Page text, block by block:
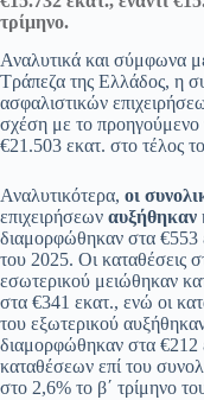
τρίμηνο.
Αναλυτικά και σύμφωνα
Τράπεζα της Ελλάδος, η
ασφαλιστικών
σχέση με το προηγούμενο
€21.503 εκατ. στο τέλος
Αναλυτικότερα, οι
επιχειρήσεων αυξήθηκαν
διαμορφώθηκαν στα €553
του 2025. Oι καταθέσεις
εσωτερικού μειώθηκαν
στα €341 εκατ., ενώ οι
του εξωτερικού
διαμορφώθηκαν στα
καταθέσεων επί του
στο 2,6% το β΄ τρίμηνο